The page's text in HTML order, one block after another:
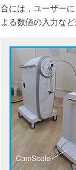
合には，ユーザー
よる数値の入力な